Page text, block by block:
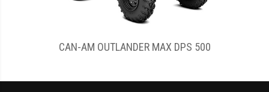
CAN-AM OUTLANDER MAX DPS 500